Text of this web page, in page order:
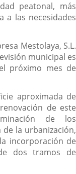
peatonal, más
a las necesidades
Mestolaya, S.L.
municipal es
próximo mes de
aproximada de
de este
de los
la urbanización,
incorporación de
dos tramos de